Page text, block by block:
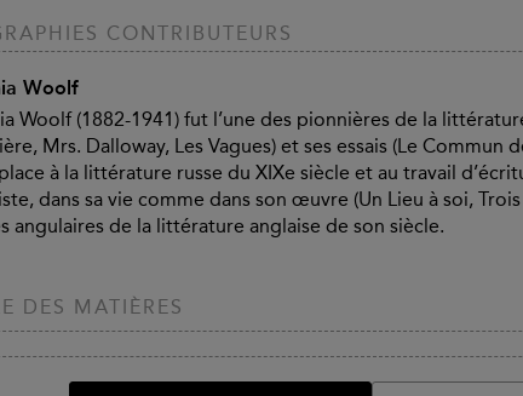
CONTRIBUTEURS
Woolf
Woolf (1882-1941) fut l’une des pionnières de la
Mrs. Dalloway, Les Vagues) et ses essais (Le Commun
à la littérature russe du XIXe siècle et au travail
dans sa vie comme dans son œuvre (Un Lieu à soi,
angulaires de la littérature anglaise de son siècle.
DES MATIÈRES